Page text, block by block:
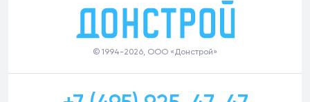
© 1994-2026, ООО «Донстрой»